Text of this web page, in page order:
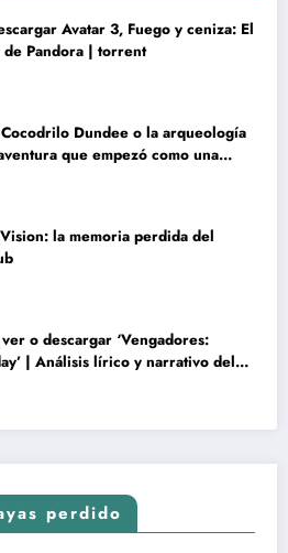
Avatar 3, Fuego y ceniza: El
Pandora | torrent
Cocodrilo Dundee o la arqueología
que empezó como una
la memoria perdida del
o descargar ‘Vengadores:
| Análisis lírico y narrativo del
perdido